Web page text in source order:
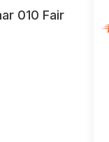
010 Fair